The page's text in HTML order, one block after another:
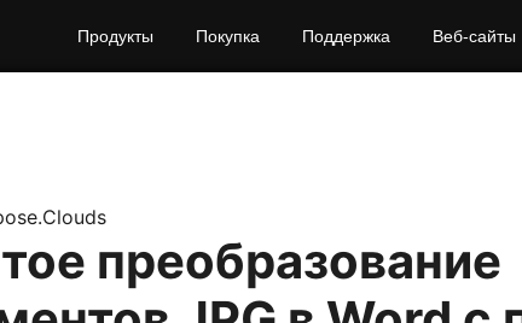
Продукты Покупка Поддержка Веб-сайты
преобразование